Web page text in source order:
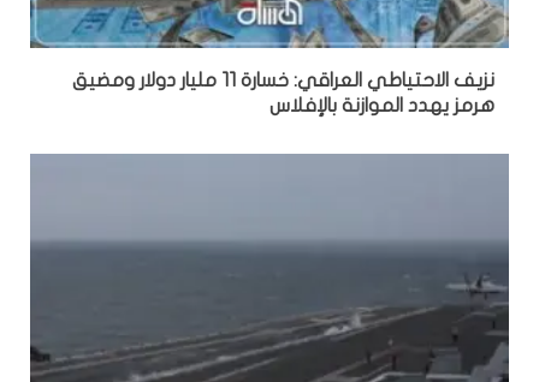
نزيف الاحتياطي العراقي: خسارة 11 مليار دولار ومضيق
هرمز يهدد الموازنة بالإفلاس